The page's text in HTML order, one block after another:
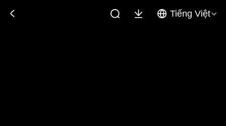
Tiếng Việt